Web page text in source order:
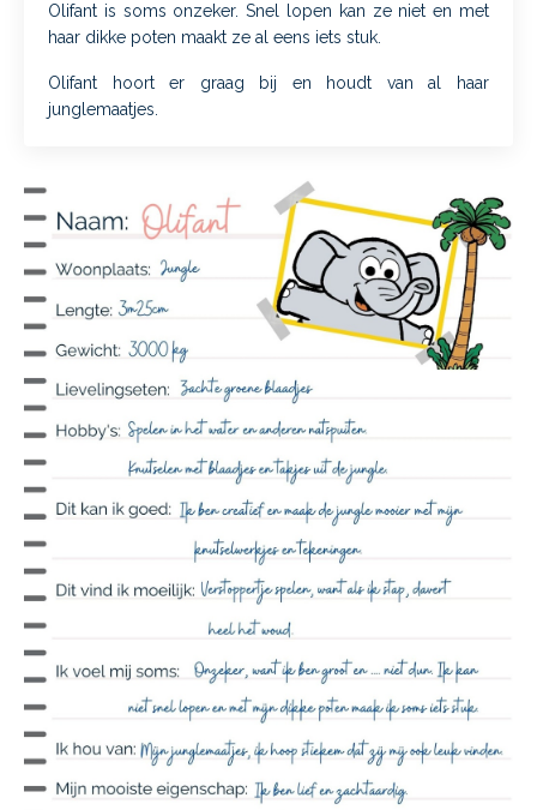
Olifant is soms onzeker. Snel lopen kan ze niet en met
haar dikke poten maakt ze al eens iets stuk.
Olifant hoort er graag bij en houdt van al haar
junglemaatjes.